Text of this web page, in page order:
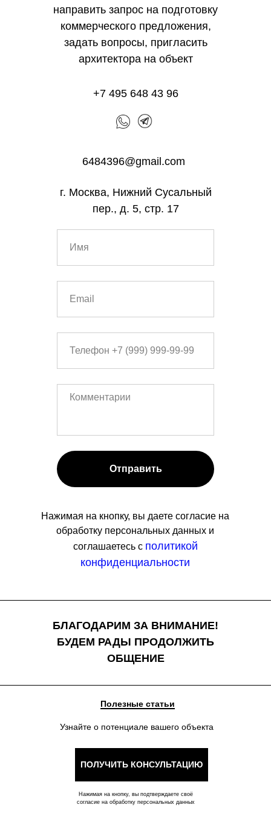
направить запрос на подготовку
коммерческого предложения,
задать вопросы, пригласить
архитектора на объект
Отправить
+7 495 648 43 96
г. Москва, Нижний Сусальный
пер., д. 5, стр. 17
Нажимая на кнопку, вы даете согласие на
обработку персональных данных и
соглашаетесь c политикой
конфиденциальности
6484396@gmail.com
БЛАГОДАРИМ ЗА ВНИМАНИЕ!
БУДЕМ РАДЫ ПРОДОЛЖИТЬ
ОБЩЕНИЕ
Узнайте о потенциале вашего объекта
ПОЛУЧИТЬ КОНСУЛЬТАЦИЮ
Нажимая на кнопку, вы подтверждаете своё
согласие на обработку персональных данных
Полезные статьи